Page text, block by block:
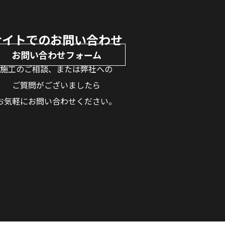
トでのお問い合わせ
お問い合わせフォーム
施工のご相談、または弊社への
ご質問がございましたら
気軽にお問い合わせください。